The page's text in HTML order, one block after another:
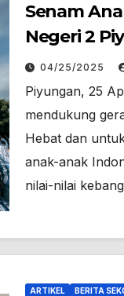
Senam
Negeri 2
04/25/2025
Piyungan, 25
mendukung
Hebat dan
anak-anak
nilai-nilai
ARTIKEL BERITA